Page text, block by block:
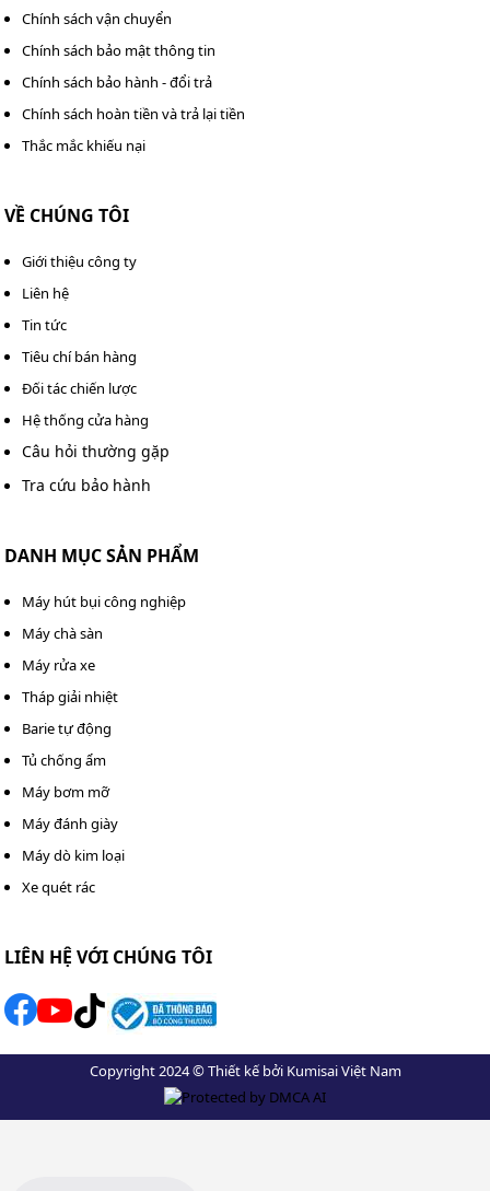
cao su lên bề mặt mỡ rồi đóng chặt nắp thùng để
ngăn bụi bẩn xâm nhập.
Ép chặt tấm cao su lên bề mặt mỡ để loại bỏ bọt khí
khí của Palada PD-100.
nén đi vào hệ thống và máy bắt đầu tạo áp lực.
Bước 4: Đưa đầu súng bơm mỡ vào vị trí cần bôi trơn
(vú mỡ).
Sử dụng máy bơm mỡ khí nén Palada PD-100 đúng cách
Bước 5: Bóp cò súng bơm mỡ, bơm cho đến khi thấy
mỡ mới tràn ra từ điểm bôi trơn - báo hiệu mỡ cũ đã
Chính sách vận chuyển
Chính sách bảo mật thông tin
Chính sách bảo hành - đổi trả
Chính sách hoàn tiền và trả lại tiền
Thắc mắc khiếu nại
VỀ CHÚNG TÔI
Giới thiệu công ty
Liên hệ
Tin tức
Tiêu chí bán hàng
Đối tác chiến lược
Hệ thống cửa hàng
Câu hỏi thường gặp
Tra cứu bảo hành
DANH MỤC SẢN PHẨM
Máy hút bụi công nghiệp
Máy chà sàn
Máy rửa xe
Tháp giải nhiệt
Barie tự động
Tủ chống ẩm
Máy bơm mỡ
Máy đánh giày
Máy dò kim loại
Xe quét rác
LIÊN HỆ VỚI CHÚNG TÔI
Copyright 2024 © Thiết kế bởi Kumisai Việt Nam